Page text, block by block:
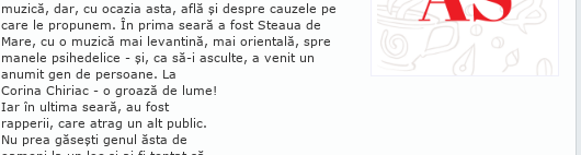
muzică, dar, cu ocazia asta, află şi despre cauzele pe
care le pro­punem. În prima seară a fost Steaua de
Mare, cu o muzică mai levantină, mai orientală, spre
manele psihedelice - şi, ca să-i asculte, a venit un
anumit gen de persoane. La
Corina Chiriac - o groază de lu­me!
Iar în ultima seară, au fost
rapperii, care atrag un alt public.
Nu prea găseşti genul ăsta de